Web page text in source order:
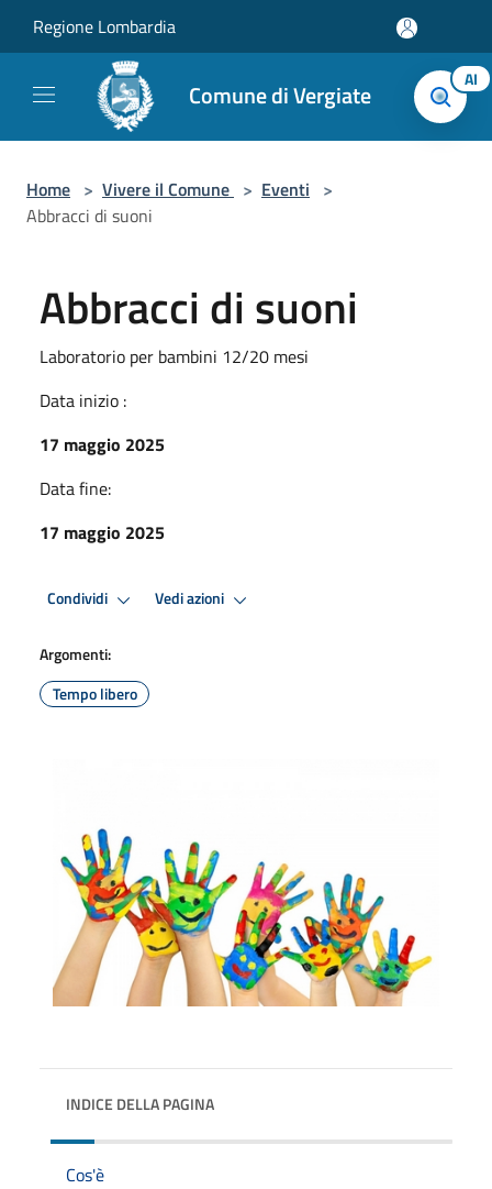
Regione Lombardia
Comune di Vergiate AI
Home > Vivere il Comune > Eventi >
Abbracci di suoni
Abbracci di suoni
Laboratorio per bambini 12/20 mesi
Data inizio :
17 maggio 2025
Data fine:
17 maggio 2025
Condividi Vedi azioni
Argomenti:
Tempo libero
INDICE DELLA PAGINA
Cos'è